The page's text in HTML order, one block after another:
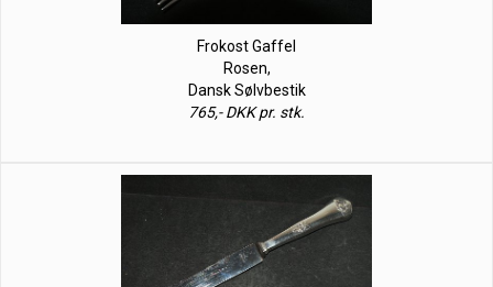
Frokost Gaffel
Rosen,
Dansk Sølvbestik
765,- DKK pr. stk.